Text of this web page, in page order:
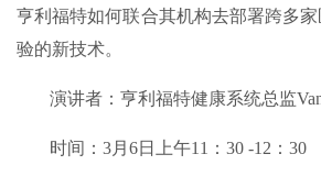
亨利福特如何联合其机构去部署跨多
验的新技术。
演讲者：亨利福特健康系统总监
时间：3月6日上午11：30 -12：30